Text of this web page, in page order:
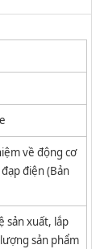
về động cơ
điện (Bản
sản xuất, lắp
sản phẩm